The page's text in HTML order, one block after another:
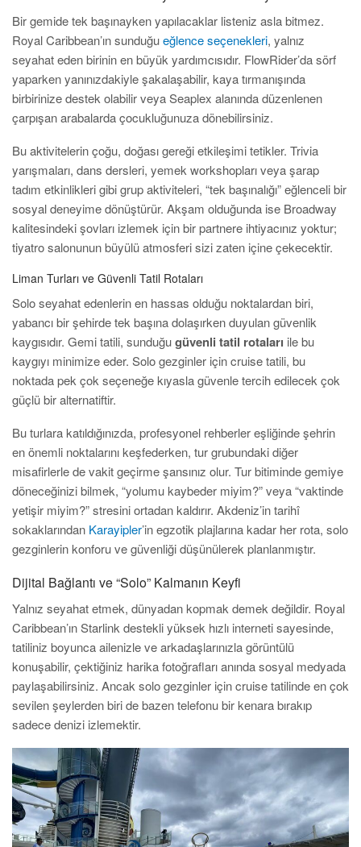
Bir gemide tek başınayken yapılacaklar listeniz asla bitmez.
Royal Caribbean’ın sunduğueğlence seçenekleri, yalnız
seyahat eden birinin en büyük yardımcısıdır. FlowRider’da sörf
yaparken yanınızdakiyle şakalaşabilir, kaya tırmanışında
birbirinize destek olabilir veya Seaplex alanında düzenlenen
çarpışan arabalarda çocukluğunuza dönebilirsiniz.
Bu aktivitelerin çoğu, doğası gereği etkileşimi tetikler. Trivia
yarışmaları, dans dersleri, yemek workshopları veya şarap
tadım etkinlikleri gibi grup aktiviteleri, “tek başınalığı” eğlenceli bir
sosyal deneyime dönüştürür. Akşam olduğunda ise Broadway
kalitesindeki şovları izlemek için bir partnere ihtiyacınız yoktur;
tiyatro salonunun büyülü atmosferi sizi zaten içine çekecektir.
Liman Turları ve Güvenli Tatil Rotaları
Solo seyahat edenlerin en hassas olduğu noktalardan biri,
yabancı bir şehirde tek başına dolaşırken duyulan güvenlik
kaygısıdır. Gemi tatili, sunduğugüvenli tatil rotaları ile bu
kaygıyı minimize eder. Solo gezginler için cruise tatili, bu
noktada pek çok seçeneğe kıyasla güvenle tercih edilecek çok
güçlü bir alternatiftir.
Bu turlara katıldığınızda, profesyonel rehberler eşliğinde şehrin
en önemli noktalarını keşfederken, tur grubundaki diğer
misafirlerle de vakit geçirme şansınız olur. Tur bitiminde gemiye
döneceğinizi bilmek, “yolumu kaybeder miyim?” veya “vaktinde
yetişir miyim?” stresini ortadan kaldırır. Akdeniz’in tarihî
sokaklarından Karayipler’in egzotik plajlarına kadar her rota, solo
gezginlerin konforu ve güvenliği düşünülerek planlanmıştır.
Dijital Bağlantı ve “Solo” Kalmanın Keyfi
Yalnız seyahat etmek, dünyadan kopmak demek değildir. Royal
Caribbean’ın Starlink destekli yüksek hızlı interneti sayesinde,
tatiliniz boyunca ailenizle ve arkadaşlarınızla görüntülü
konuşabilir, çektiğiniz harika fotoğrafları anında sosyal medyada
paylaşabilirsiniz. Ancak solo gezginler için cruise tatilinde en çok
sevilen şeylerden biri de bazen telefonu bir kenara bırakıp
sadece denizi izlemektir.